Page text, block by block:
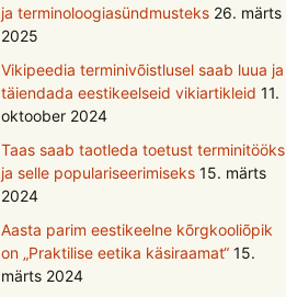
ja terminoloogiasündmusteks 26. märts
2025
Vikipeedia terminivõistlusel saab luua ja
täiendada eestikeelseid vikiartikleid 11.
oktoober 2024
Taas saab taotleda toetust terminitööks
ja selle populariseerimiseks 15. märts
2024
Aasta parim eestikeelne kõrgkooliõpik
on „Praktilise eetika käsiraamat“ 15.
märts 2024